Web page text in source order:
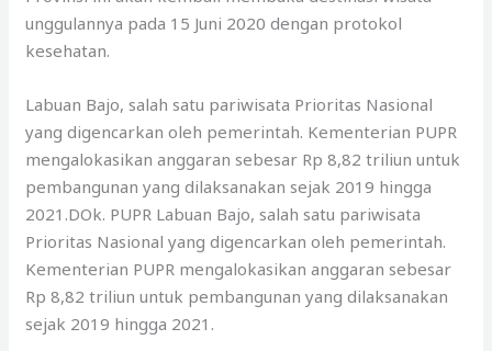
unggulannya pada 15 Juni 2020 dengan protokol
kesehatan.
Labuan Bajo, salah satu pariwisata Prioritas Nasional
yang digencarkan oleh pemerintah. Kementerian PUPR
mengalokasikan anggaran sebesar Rp 8,82 triliun untuk
pembangunan yang dilaksanakan sejak 2019 hingga
2021.DOk. PUPR Labuan Bajo, salah satu pariwisata
Prioritas Nasional yang digencarkan oleh pemerintah.
Kementerian PUPR mengalokasikan anggaran sebesar
Rp 8,82 triliun untuk pembangunan yang dilaksanakan
sejak 2019 hingga 2021.